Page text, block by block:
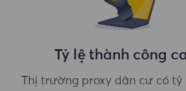
Tỷ lệ thành công
Thị trường proxy dân cư có tỷ